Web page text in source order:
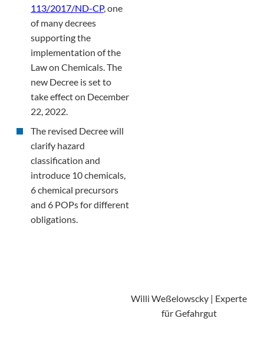
113/2017/ND-CP, one
of many decrees
supporting the
implementation of the
Law on Chemicals. The
new Decree is set to
take effect on December
22, 2022.
The revised Decree will
clarify hazard
classification and
introduce 10 chemicals,
6 chemical precursors
and 6 POPs for different
obligations.
Willi Weßelowscky | Experte
für Gefahrgut